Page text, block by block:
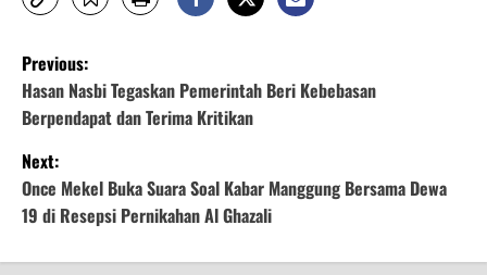
P
o
s
t
n
Previous:
Hasan Nasbi Tegaskan Pemerintah Beri Kebebasan
Berpendapat dan Terima Kritikan
Next:
Once Mekel Buka Suara Soal Kabar Manggung Bersama Dewa
19 di Resepsi Pernikahan Al Ghazali